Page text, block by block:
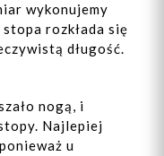
wykonujemy
rozkłada się
długość.
nogą, i
Najlepiej
u